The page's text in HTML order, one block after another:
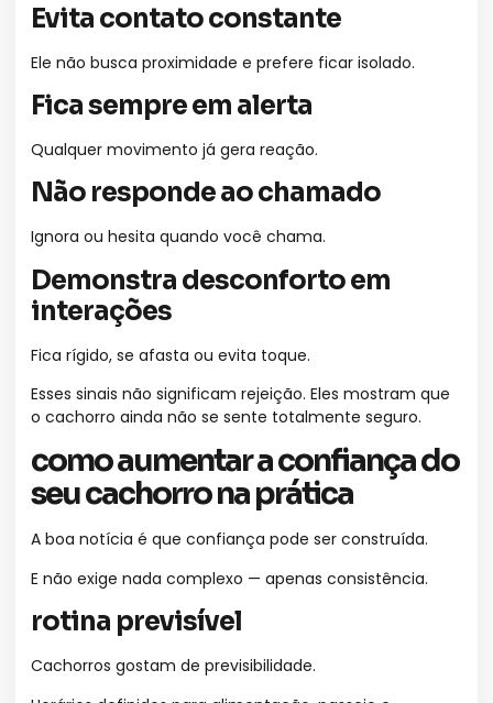
Evita contato constante
Ele não busca proximidade e prefere ficar isolado.
Fica sempre em alerta
Qualquer movimento já gera reação.
Não responde ao chamado
Ignora ou hesita quando você chama.
Demonstra desconforto em
interações
Fica rígido, se afasta ou evita toque.
Esses sinais não significam rejeição. Eles mostram que
o cachorro ainda não se sente totalmente seguro.
como aumentar a confiança do
seu cachorro na prática
A boa notícia é que confiança pode ser construída.
E não exige nada complexo — apenas consistência.
rotina previsível
Cachorros gostam de previsibilidade.